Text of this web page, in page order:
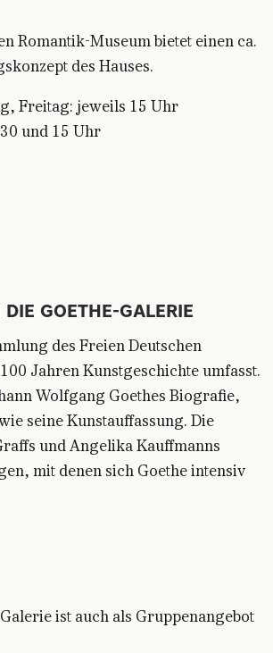
Romantik-Museum bietet einen ca.
des Hauses.
Freitag: jeweils 15 Uhr
und 15 Uhr
GOETHE-GALERIE
des Freien Deutschen
Jahren Kunstgeschichte umfasst.
Wolfgang Goethes Biografie,
seine Kunstauffassung. Die
und Angelika Kauffmanns
mit denen sich Goethe intensiv
ist auch als Gruppenangebot